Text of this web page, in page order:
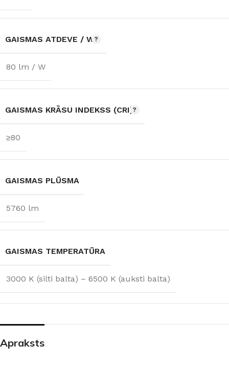
GAISMAS ATDEVE / W
80 lm / W
GAISMAS KRĀSU INDEKSS (CRI)
≥80
GAISMAS PLŪSMA
5760 lm
GAISMAS TEMPERATŪRA
3000 K (silti balta) – 6500 K (auksti balta)
Apraksts